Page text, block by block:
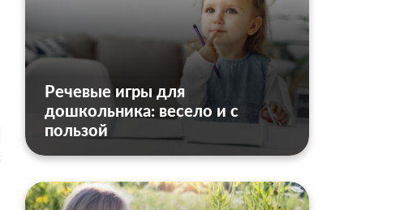
Речевые игры для
дошкольника: весело и с
пользой